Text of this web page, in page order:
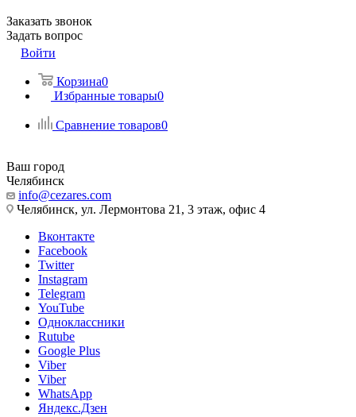
Заказать звонок
Задать вопрос
Войти
Корзина0
Избранные товары0
Сравнение товаров0
Ваш город
Челябинск
info@cezares.com
Челябинск, ул. Лермонтова 21, 3 этаж, офис 4
Вконтакте
Facebook
Twitter
Instagram
Telegram
YouTube
Одноклассники
Rutube
Google Plus
Viber
Viber
WhatsApp
Яндекс.Дзен